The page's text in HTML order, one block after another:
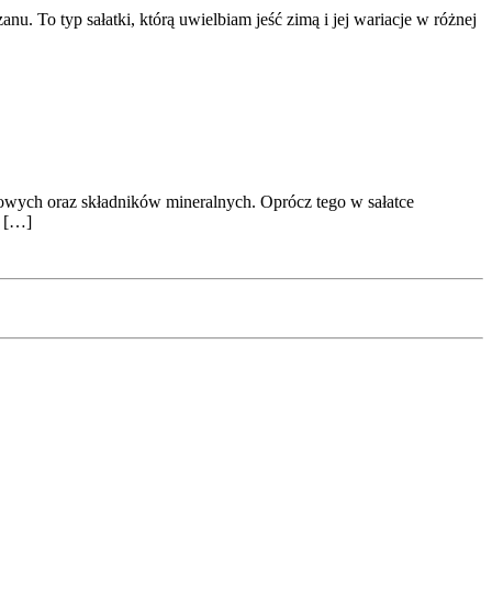
To typ sałatki, którą uwielbiam jeść zimą i jej wariacje w różnej
oraz składników mineralnych. Oprócz tego w sałatce
[…]